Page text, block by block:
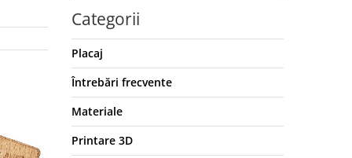
Categorii
Placaj
Întrebări frecvente
Materiale
Printare 3D